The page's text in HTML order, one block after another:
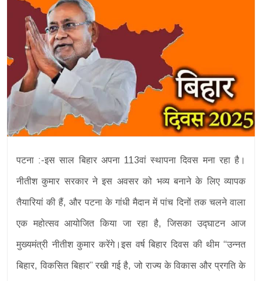
पटना :-इस साल बिहार अपना 113वां स्थापना दिवस मना रहा है।
नीतीश कुमार सरकार ने इस अवसर को भव्य बनाने के लिए व्यापक
तैयारियां की हैं, और पटना के गांधी मैदान में पांच दिनों तक चलने वाला
एक महोत्सव आयोजित किया जा रहा है, जिसका उद्घाटन आज
मुख्यमंत्री नीतीश कुमार करेंगे।इस वर्ष बिहार दिवस की थीम “उन्नत
बिहार, विकसित बिहार” रखी गई है, जो राज्य के विकास और प्रगति के